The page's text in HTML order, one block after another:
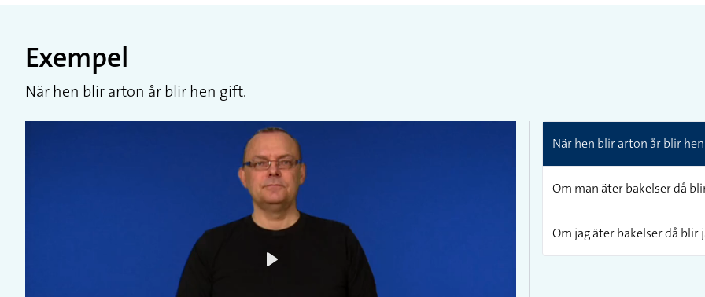
Exempel
När hen blir arton år blir hen gift.
När hen blir arton år blir
Om man äter bakelser då
Om jag äter bakelser då blir